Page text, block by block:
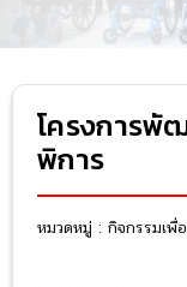
โครงการ
พิการ
หมวดหมู่ : กิจกรรมเพื่